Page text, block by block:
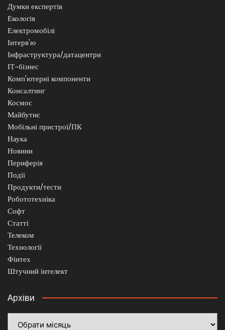
Думки експертів
Екологія
Електромобілі
Інтерв'ю
Інфраструктура/датацентри
ІТ-бізнес
Комп'ютерні компоненти
Консалтинг
Космос
Майбутнє
Мобільні пристрої/ПК
Наука
Новини
Периферія
Події
Продукти/тести
Робототехніка
Софт
Статті
Телеком
Технології
Фінтех
Штучний інтелект
Архіви